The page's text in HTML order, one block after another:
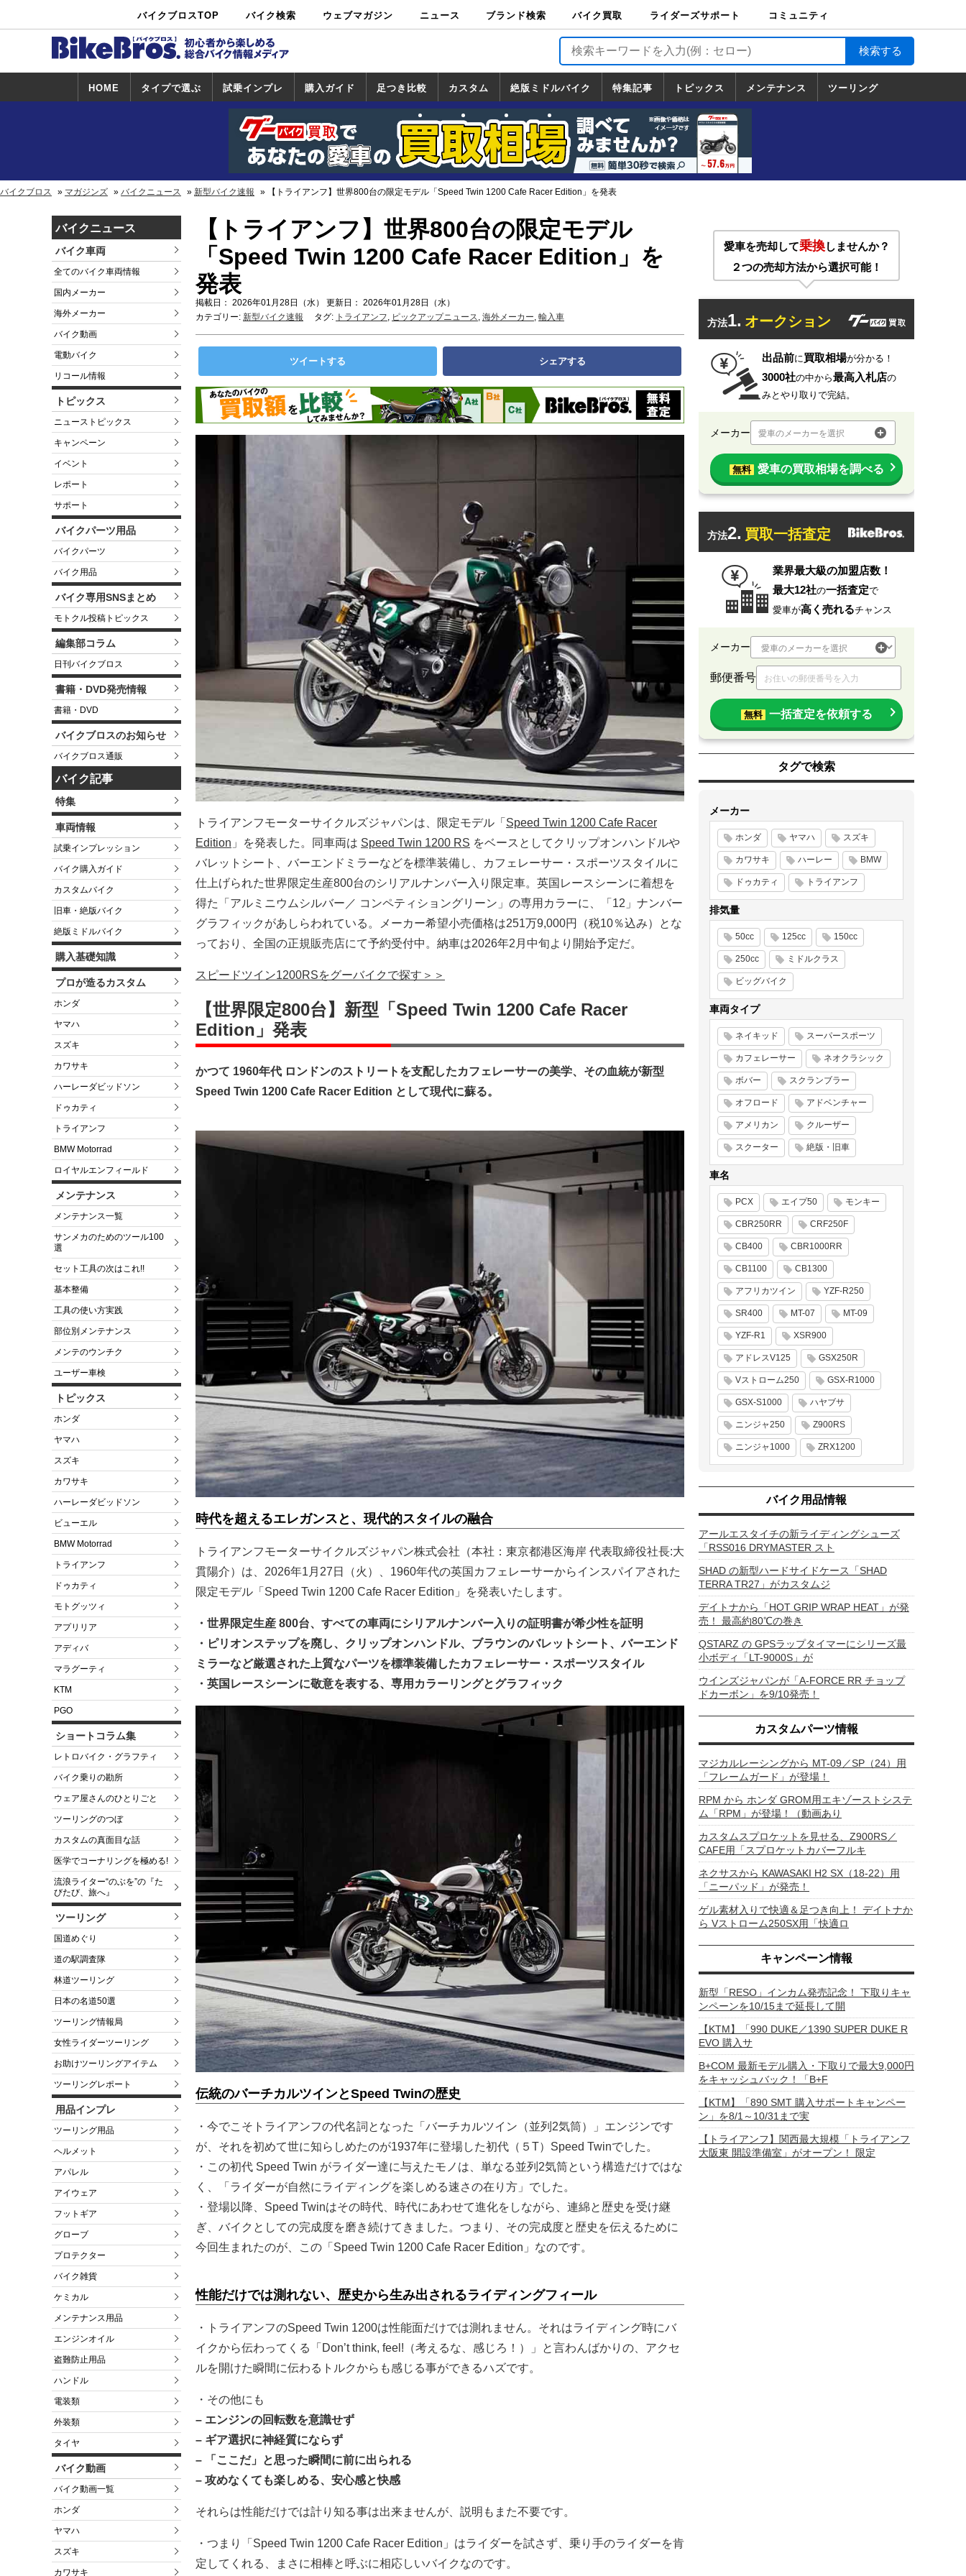
バイクブロスTOP バイク検索
中古バイ
ク・新車検
カタログ検
索
ショップ検
索
ウェブマガジン ニュース ブランド検索 バイク買取
バイク買取
ライダーズサポート
ライダーズサポート
TOP
バイク輸送
バイクガレージライ
フ
バイク車両保険
ロードサービス
バイク試乗
コミュニティ
HOME タイプで選ぶ 試乗インプレ
試乗インプレ
一覧
ホンダ
ヤマハ
スズキ
カワサキ
ハーレー
BMW
トライアンフ
ドゥカティ
購入ガイド
一覧
足つき比較 カスタム
カスタム
一覧
ホンダ
ヤマハ
スズキ
カワサキ
絶版ミドルバイク
絶版ミドルバイク
一覧
ホンダ
ヤマハ
スズキ
カワサキ
特集記事 トピックス
トピックス
一覧
ホンダ
ヤマハ
スズキ
カワサキ
ハーレーダ
ビッドソン
BMW
ドゥカティ
トライアン
フ
メンテナンス ツーリング
道の駅調査隊
ツーリング情報局
日本の道50選
国道めぐり
林道ツーリング
バイクブロス マガジンズ バイクニュース 新型バイク速報 【トライアンフ】世界800台の限定モデル「Speed Twin 1200 Cafe Racer Edition」を発表
バイクニュース
バイク車両
全てのバイク車両情報
国内メーカー
海外メーカー
バイク動画
電動バイク
リコール情報
トピックス
ニューストピックス
キャンペーン
イベント
レポート
サポート
バイクパーツ用品
バイクパーツ
バイク用品
バイク専用SNSまとめ
モトクル投稿トピックス
編集部コラム
日刊バイクブロス
書籍・DVD発売情報
書籍・DVD
バイクブロスのお知らせ
バイクブロス通販
バイク記事
特集
車両情報
試乗インプレッション
バイク購入ガイド
カスタムバイク
旧車・絶版バイク
絶版ミドルバイク
購入基礎知識
プロが造るカスタム
ホンダ
ヤマハ
スズキ
カワサキ
ハーレーダビッドソン
ドゥカティ
トライアンフ
BMW Motorrad
ロイヤルエンフィールド
メンテナンス
メンテナンス一覧
サンメカのためのツール100
選
セット工具の次はこれ!!
基本整備
工具の使い方実践
部位別メンテナンス
メンテのウンチク
ユーザー車検
トピックス
ホンダ
ヤマハ
スズキ
カワサキ
ハーレーダビッドソン
ビューエル
BMW Motorrad
トライアンフ
ドゥカティ
モトグッツィ
アプリリア
アディバ
マラグーティ
KTM
PGO
ショートコラム集
レトロバイク・グラフティ
バイク乗りの勘所
ウェア屋さんのひとりごと
ツーリングのつぼ
カスタムの真面目な話
医学でコーナリングを極める!
流浪ライター“のぶを”の『た
びたび、旅へ』
ツーリング
国道めぐり
道の駅調査隊
林道ツーリング
日本の名道50選
ツーリング情報局
女性ライダーツーリング
お助けツーリングアイテム
ツーリングレポート
用品インプレ
ツーリング用品
ヘルメット
アパレル
アイウェア
フットギア
グローブ
プロテクター
バイク雑貨
ケミカル
メンテナンス用品
エンジンオイル
盗難防止用品
ハンドル
電装類
外装類
タイヤ
バイク動画
バイク動画一覧
ホンダ
ヤマハ
スズキ
カワサキ
【トライアンフ】世界800台の限定モデル
「Speed Twin 1200 Cafe Racer Edition」を
発表
掲載日： 2026年01月28日（水） 更新日： 2026年01月28日（水）
カテゴリー: 新型バイク速報 タグ: トライアンフ, ピックアップニュース, 海外メーカー, 輸入車
ツイートする シェアする
トライアンフモーターサイクルズジャパンは、限定モデル「 Speed Twin 1200 Cafe Racer
Edition 」を発表した。同車両は Speed Twin 1200 RS をベースとしてクリップオンハンドルや
バレットシート、バーエンドミラーなどを標準装備し、カフェレーサー・スポーツスタイルに
仕上げられた世界限定生産800台のシリアルナンバー入り限定車。英国レースシーンに着想を
得た「アルミニウムシルバー／ コンペティショングリーン」の専用カラーに、「12」ナンバー
グラフィックがあしらわれている。メーカー希望小売価格は251万9,000円（税10％込み）とな
っており、全国の正規販売店にて予約受付中。納車は2026年2月中旬より開始予定だ。
スピードツイン1200RSをグーバイクで探す＞＞
【世界限定800台】新型「Speed Twin 1200 Cafe Racer
Edition」発表
かつて 1960年代 ロンドンのストリートを支配したカフェレーサーの美学、その血統が新型
Speed Twin 1200 Cafe Racer Edition として現代に蘇る。
時代を超えるエレガンスと、現代的スタイルの融合
トライアンフモーターサイクルズジャパン株式会社（本社：東京都港区海岸 代表取締役社長:大
貫陽介）は、2026年1月27日（火）、1960年代の英国カフェレーサーからインスパイアされた
限定モデル「Speed Twin 1200 Cafe Racer Edition」を発表いたします。
・世界限定生産 800台、すべての車両にシリアルナンバー入りの証明書が希少性を証明
・ピリオンステップを廃し、クリップオンハンドル、ブラウンのバレットシート、バーエンド
ミラーなど厳選された上質なパーツを標準装備したカフェレーサー・スポーツスタイル
・英国レースシーンに敬意を表する、専用カラーリングとグラフィック
伝統のバーチカルツインとSpeed Twinの歴史
・今でこそトライアンフの代名詞となった「バーチカルツイン（並列2気筒）」エンジンです
が、それを初めて世に知らしめたのが1937年に登場した初代（５T）Speed Twinでした。
・この初代 Speed Twin がライダー達に与えたモノは、単なる並列2気筒という構造だけではな
く、「ライダーが自然にライディングを楽しめる速さの在り方」でした。
・登場以降、Speed Twinはその時代、時代にあわせて進化をしながら、連綿と歴史を受け継
ぎ、バイクとしての完成度を磨き続けてきました。つまり、その完成度と歴史を伝えるために
今回生まれたのが、この「Speed Twin 1200 Cafe Racer Edition」なのです。
性能だけでは測れない、歴史から生み出されるライディングフィール
・トライアンフのSpeed Twin 1200は性能面だけでは測れません。それはライディング時にバ
イクから伝わってくる「Don’t think, feel!（考えるな、感じろ！）」と言わんばかりの、アクセ
ルを開けた瞬間に伝わるトルクからも感じる事ができるハズです。
・その他にも
– エンジンの回転数を意識せず
– ギア選択に神経質にならず
– 「ここだ」と思った瞬間に前に出られる
– 攻めなくても楽しめる、安心感と快感
それらは性能だけでは計り知る事は出来ませんが、説明もまた不要です。
・つまり「Speed Twin 1200 Cafe Racer Edition」はライダーを試さず、乗り手のライダーを肯
定してくれる、まさに相棒と呼ぶに相応しいバイクなのです。
愛車を売却して乗換しませんか？
２つの売却方法から選択可能！
方法1. オークション
出品前に買取相場が分かる！
3000社の中から最高入札店の
みとやり取りで完結。
メーカー 愛車のメーカーを選択
無料 愛車の買取相場を調べる
方法2. 買取一括査定
業界最大級の加盟店数！
最大12社の一括査定で
愛車が高く売れるチャンス
メーカー
郵便番号
無料 一括査定を依頼する
タグで検索
メーカー
ホンダ ヤマハ スズキ
カワサキ ハーレー BMW
ドゥカティ トライアンフ
排気量
50cc 125cc 150cc
250cc ミドルクラス
ビッグバイク
車両タイプ
ネイキッド スーパースポーツ
カフェレーサー ネオクラシック
ボバー スクランブラー
オフロード アドベンチャー
アメリカン クルーザー
スクーター 絶版・旧車
車名
PCX エイプ50 モンキー
CBR250RR CRF250F
CB400 CBR1000RR
CB1100 CB1300
アフリカツイン YZF-R250
SR400 MT-07 MT-09
YZF-R1 XSR900
アドレスV125 GSX250R
Vストローム250 GSX-R1000
GSX-S1000 ハヤブサ
ニンジャ250 Z900RS
ニンジャ1000 ZRX1200
バイク用品情報
アールエスタイチの新ライディングシューズ
「RSS016 DRYMASTER スト
SHAD の新型ハードサイドケース「SHAD
TERRA TR27」がカスタムジ
デイトナから「HOT GRIP WRAP HEAT」が発
売！ 最高約80℃の巻き
QSTARZ の GPSラップタイマーにシリーズ最
小ボディ「LT-9000S」が
ウインズジャパンが「A-FORCE RR チョップ
ドカーボン」を9/10発売！
カスタムパーツ情報
マジカルレーシングから MT-09／SP（24）用
「フレームガード」が登場！
RPM から ホンダ GROM用エキゾーストシステ
ム「RPM」が登場！（動画あり
カスタムスプロケットを見せる、Z900RS／
CAFE用「スプロケットカバーフルキ
ネクサスから KAWASAKI H2 SX（18-22）用
「ニーパッド」が発売！
ゲル素材入りで快適＆足つき向上！ デイトナか
ら Vストローム250SX用「快適ロ
キャンペーン情報
新型「RESO」インカム発売記念！ 下取りキャ
ンペーンを10/15まで延長して開
【KTM】「990 DUKE／1390 SUPER DUKE R
EVO 購入サ
B+COM 最新モデル購入・下取りで最大9,000円
をキャッシュバック！「B+F
【KTM】「890 SMT 購入サポートキャンペー
ン」を8/1～10/31まで実
【トライアンフ】関西最大規模「トライアンフ
大阪東 開設準備室」がオープン！ 限定